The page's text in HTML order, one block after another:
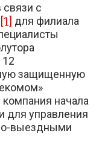
связи с
[1] для филиала
12
защищенную
начала
для управления
выездными